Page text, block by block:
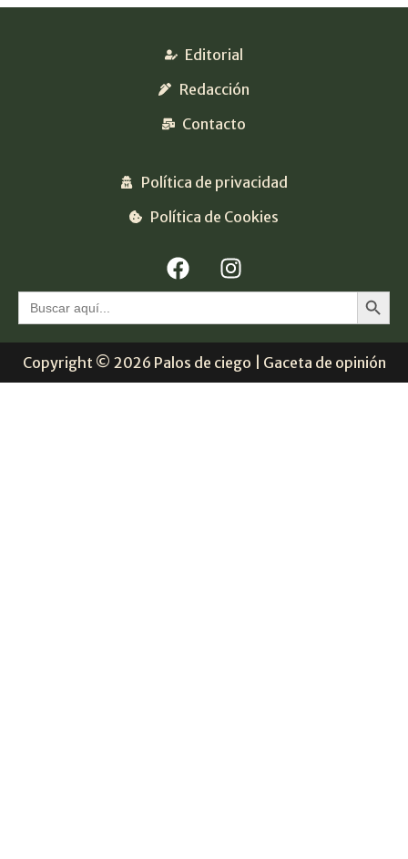
Editorial
Redacción
Contacto
Política de privacidad
Política de Cookies
Buscar: Botón
Copyright © 2026 Palos de ciego | Gaceta de opinión